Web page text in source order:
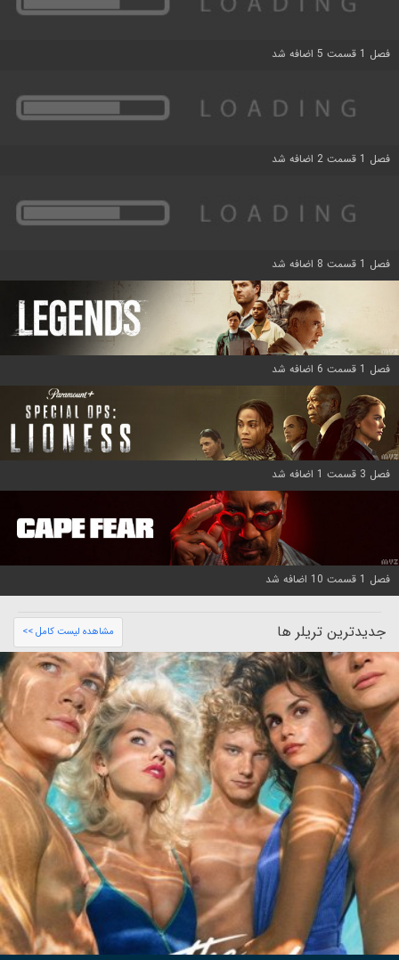
فصل 1 قسمت 5 اضافه شد
فصل 1 قسمت 2 اضافه شد
فصل 1 قسمت 8 اضافه شد
فصل 1 قسمت 6 اضافه شد
فصل 3 قسمت 1 اضافه شد
فصل 1 قسمت 10 اضافه شد
جدیدترین تریلر ها مشاهده لیست کامل >>